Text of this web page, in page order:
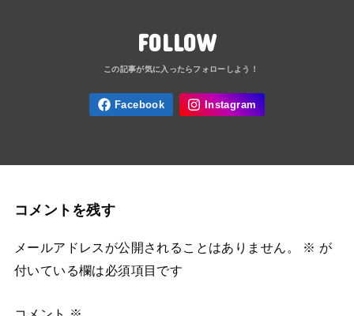
FOLLOW
コメントを残す
メールアドレスが公開されることはありません。 ※ が
付いている欄は必須項目です